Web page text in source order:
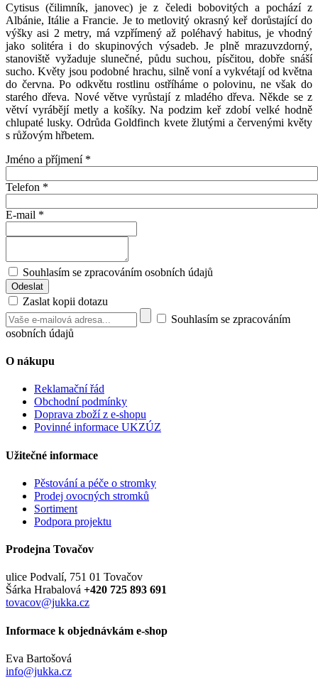
Cytisus (čilimník, janovec) je z čeledi bobovitých a pochází z
Albánie, Itálie a Francie. Je to metlovitý okrasný keř dorůstající do
výšky asi 2 metry, má vzpřímený až poléhavý habitus, je vhodný
jako solitéra i do skupinových výsadeb. Je plně mrazuvzdorný,
stanoviště vyžaduje slunečné, půdu suchou, písčitou, dobře snáší
sucho. Květy jsou podobné hrachu, silně voní a vykvétají od května
do června. Po odkvětu rostlinu ostříháme o polovinu, ne však do
starého dřeva. Nové větve vyrůstají z mladého dřeva. Někde se z
větví vyrábějí metly a košíky. Na podzim keř zdobí velké hodně
chlupaté lusky. Odrůda Goldfinch kvete žlutými a červenými květy
s růžovým hřbetem.
Jméno a příjmení *
Telefon *
E-mail *
Souhlasím se zpracováním osobních údajů
Zaslat kopii dotazu
Souhlasím se zpracováním
osobních údajů
O nákupu
Reklamační řád
Obchodní podmínky
Doprava zboží z e-shopu
Povinné informace UKZÚZ
Užitečné informace
Pěstování a péče o stromky
Prodej ovocných stromků
Sortiment
Podpora projektu
Prodejna Tovačov
ulice Podvalí, 751 01 Tovačov
Šárka Hrabalová +420 725 893 691
tovacov@jukka.cz
Informace k objednávkám e-shop
Eva Bartošová
info@jukka.cz